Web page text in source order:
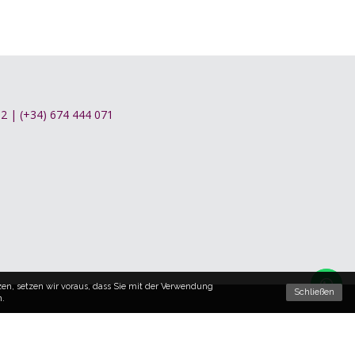
| (+34) 674 444 071
Schließen
setzen wir voraus, dass Sie mit der Verwendung